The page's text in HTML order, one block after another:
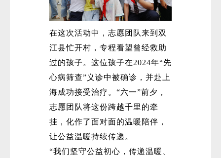
在这次活动中，志愿团队来到双
江县忙开村，专程看望曾经救助
过的孩子。这位孩子在2024年“先
心病筛查”义诊中被确诊，并赴上
海成功接受治疗。“六一”前夕，
志愿团队将这份跨越千里的牵
挂，化作了面对面的温暖陪伴，
让公益温暖持续传递。
“我们坚守公益初心，传递温暖、